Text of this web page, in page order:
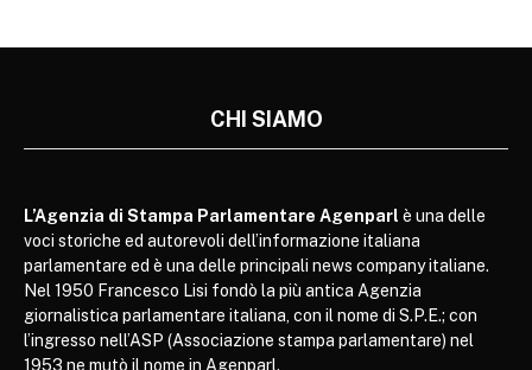
CHI SIAMO
L’Agenzia di Stampa Parlamentare Agenparl è una delle
voci storiche ed autorevoli dell’informazione italiana
parlamentare ed è una delle principali news company italiane.
Nel 1950 Francesco Lisi fondò la più antica Agenzia
giornalistica parlamentare italiana, con il nome di S.P.E.; con
l’ingresso nell’ASP (Associazione stampa parlamentare) nel
1953 ne mutò il nome in Agenparl.